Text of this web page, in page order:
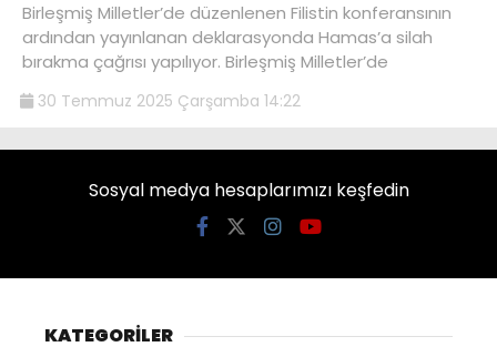
Birleşmiş Milletler’de düzenlenen Filistin konferansının
ardından yayınlanan deklarasyonda Hamas’a silah
bırakma çağrısı yapılıyor. Birleşmiş Milletler’de
30 Temmuz 2025 Çarşamba 14:22
Sosyal medya hesaplarımızı keşfedin
KATEGORİLER